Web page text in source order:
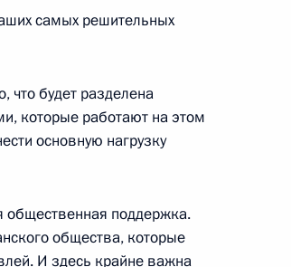
самых решительных
что будет разделена
которые работают на этом
основную нагрузку
поддержка.
общества, которые
И здесь крайне важна